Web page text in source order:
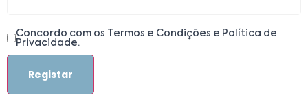
Concordo com os Termos e Condições e Política de
Privacidade.
Registar